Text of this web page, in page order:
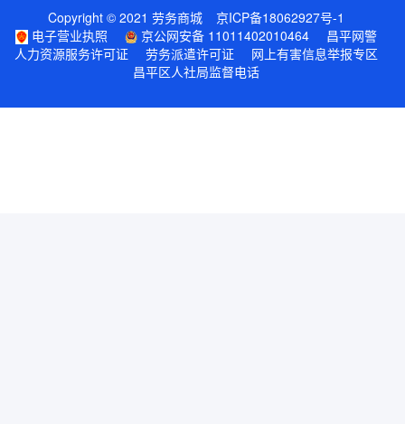
Copyright © 2021 劳务商城
京ICP备18062927号-1
电子营业执照
京公网安备 11011402010464
昌平网警
人力资源服务许可证
劳务派遣许可证
网上有害信息举报专区
昌平区人社局监督电话